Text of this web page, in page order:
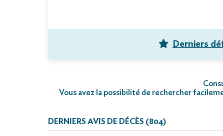
Derniers
Vous avez la possibilité de rechercher
DERNIERS AVIS DE DÉCÈS (804)